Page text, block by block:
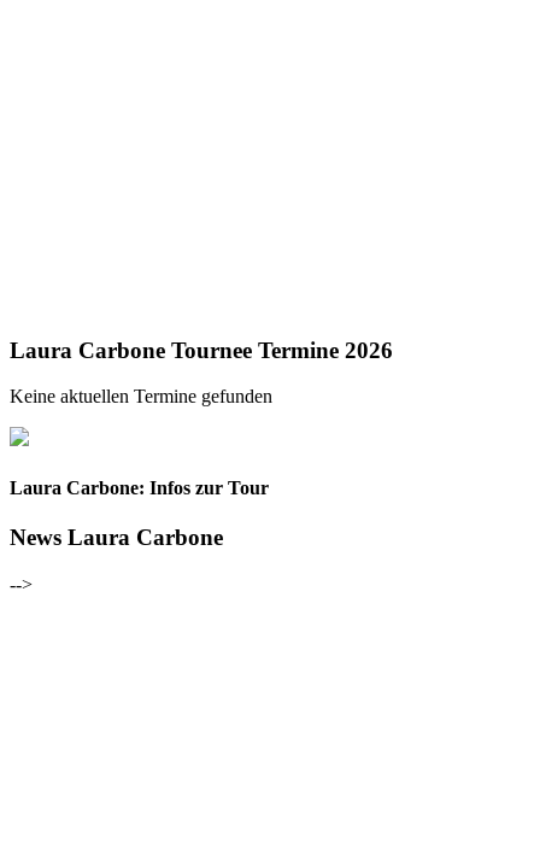
Laura Carbone Tournee Termine 2026
Keine aktuellen Termine gefunden
Laura Carbone: Infos zur Tour
News Laura Carbone
-->